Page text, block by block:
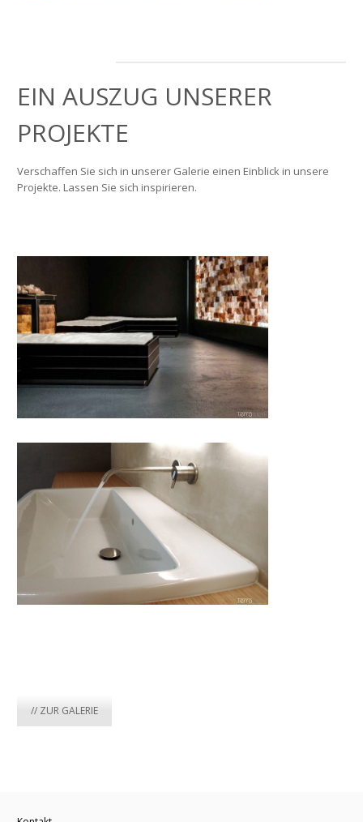
EIN AUSZUG UNSERER
PROJEKTE
Verschaffen Sie sich in unserer Galerie einen Einblick in unsere
Projekte. Lassen Sie sich inspirieren.
// ZUR GALERIE